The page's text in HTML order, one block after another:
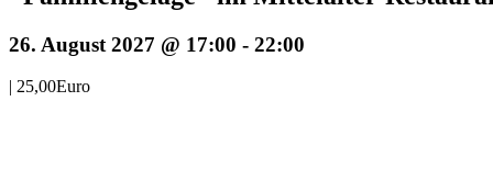
26. August 2027 @ 17:00 - 22:00
| 25,00Euro